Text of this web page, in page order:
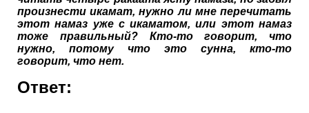
произнести икамат, нужно ли мне перечитать
этот намаз уже с икаматом, или этот намаз
тоже правильный? Кто-то говорит, что
нужно, потому что это сунна, кто-то
говорит, что нет.
Ответ: